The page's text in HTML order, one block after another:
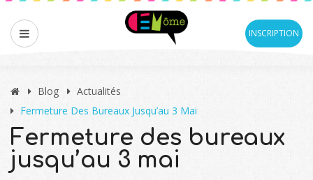
INSCRIPTION
Blog
Actualités
Fermeture Des Bureaux Jusqu’au 3 Mai
Fermeture des bureaux
jusqu’au 3 mai